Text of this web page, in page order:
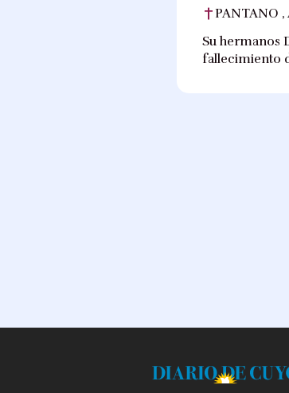
PANTANO ,
Su hermanos
fallecimiento